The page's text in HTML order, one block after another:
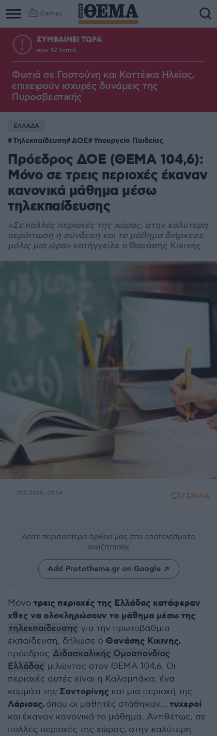
Games
Column
1
Column
2
ΣΥΜΒΑΙΝΕΙ ΤΩΡΑ
πριν 42 λεπτά
Φωτιά σε Γαστούνη και Κοττέικα Ηλείας,
επιχειρούν ισχυρές δυνάμεις της
Πυροσβεστικής
ΕΛΛΑΔΑ
Τηλεκπαίδευση ΔΟΕ Υπουργείο Παιδείας
Πρόεδρος ΔΟΕ (ΘΕΜΑ 104,6):
Μόνο σε τρεις περιοχές έκαναν
κανονικά μάθημα μέσω
τηλεκπαίδευσης
«Σε πολλές περιοχές της χώρας, στην καλύτερη
περίπτωση η σύνδεση και το μάθημα διήρκεσε
μόλις μια ώρα» κατήγγειλε ο Θανάσης Κικινης
19.11.2020, 09:54 7 ΣΧΟΛΙΑ
Δείτε περισσότερα άρθρα μας στα αποτελέσματα
αναζήτησης
Add Protothema.gr on Google
Μόνο τρεις περιοχές της Ελλάδας κατάφεραν
χθες να ολοκληρώσουν το μάθημα μέσω της
τηλεκπαίδευσης για την πρωτοβάθμια
εκπαίδευση, δήλωσε ο Θανάσης Κικινης,
πρόεδρος Διδασκαλικής Ομοσπονδίας
Ελλάδας μιλώντας στον ΘΕΜΑ 104,6. Οι
περιοχές αυτές είναι η Καλαμπάκα, ένα
κομμάτι της Σαντορίνης και μια περιοχή της
Λάρισας, όπου οι μαθητές στάθηκαν... τυχεροί
και έκαναν κανονικά το μάθημα. Αντιθέτως, σε
πολλές περιοχές της χώρας, στην καλύτερη